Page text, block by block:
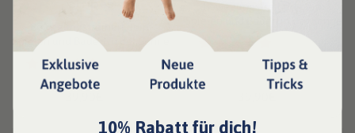
Spielen und Baden in der Sonne
Bewegungsfreiheit beim
10% Rabatt für dich!